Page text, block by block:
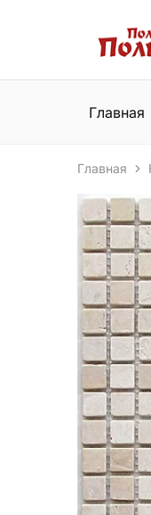
Пол
Полыч
Плиткин
Сеть
и
Главная
Главная